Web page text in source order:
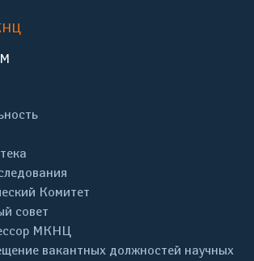
Комитет
совет
МКНЦ
вакантных должностей научных